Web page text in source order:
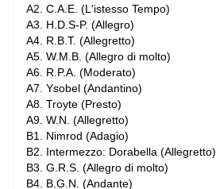
A2. C.A.E. (L'istesso Tempo)
A3. H.D.S-P. (Allegro)
A4. R.B.T. (Allegretto)
A5. W.M.B. (Allegro di molto)
A6. R.P.A. (Moderato)
A7. Ysobel (Andantino)
A8. Troyte (Presto)
A9. W.N. (Allegretto)
B1. Nimrod (Adagio)
B2. Intermezzo: Dorabella (Allegretto)
B3. G.R.S. (Allegro di molto)
B4. B.G.N. (Andante)